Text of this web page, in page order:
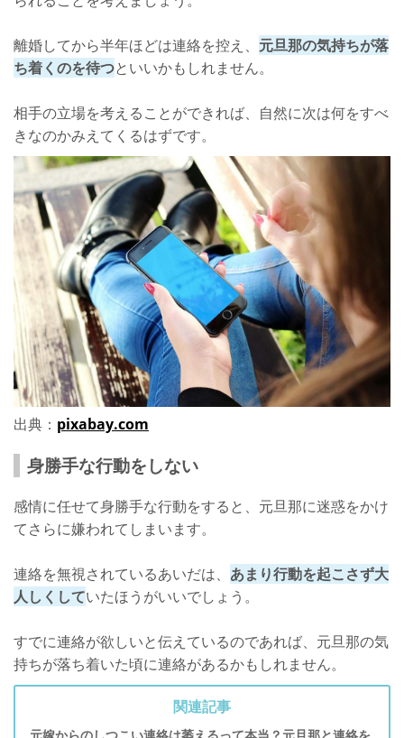
離婚してから半年ほどは連絡を控え、 元旦那の気持ちが落
ち着くのを待つといいかもしれません。
相手の立場を考えることができれば、自然に次は何をすべ
きなのかみえてくるはずです。
出典： pixabay.com
身勝手な行動をしない
感情に任せて身勝手な行動をすると、元旦那に迷惑をかけ
てさらに嫌われてしまいます。
連絡を無視されているあいだは、 あまり行動を起こさず大
人しくしていたほうがいいでしょう。
すでに連絡が欲しいと伝えているのであれば、元旦那の気
持ちが落ち着いた頃に連絡があるかもしれません。
関連記事